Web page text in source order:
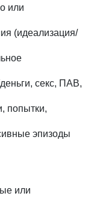
или
(идеализация/
секс, ПАВ,
попытки,
эпизоды
или